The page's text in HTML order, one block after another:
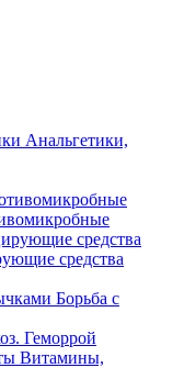
Анальгетики,
средства
Борьба с
Геморрой
Витамины,